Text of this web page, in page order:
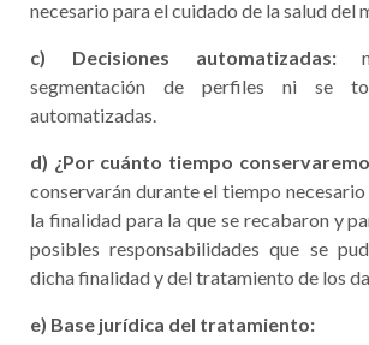
necesario para el cuidado de la salud del
c) Decisiones automatizadas:
segmentación de perfiles ni se
automatizadas.
d) ¿Por cuánto tiempo
conservarán durante el tiempo
la finalidad para la que se recabaron y
posibles responsabilidades que se
dicha finalidad y del tratamiento de los
e) Base jurídica del tratamiento: